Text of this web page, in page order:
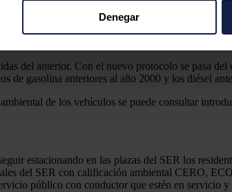
para personalizar el contenido y los
quienes pueden combinarla con otra
Denegar
entidades, de las que se han estimado total o
del anterior. Con el nuevo protocolo se pasa
de gasolina anteriores al año 2000 y los diésel
de los vehículos se puede consultar
estacionando en las plazas del SER los
del SER con calificación ambiental CERO,
público con conductor que estén en servicio y